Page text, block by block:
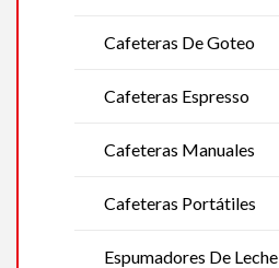
Cafeteras De Goteo
Cafeteras Espresso
Cafeteras Manuales
Cafeteras Portátiles
Espumadores De Leche